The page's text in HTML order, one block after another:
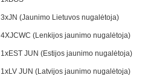
3xJN (Jaunimo Lietuvos nugalėtoja)
4XJCWC (Lenkijos jaunimo nugalėtoja)
1xEST JUN (Estijos jaunimo nugalėtoja)
1xLV JUN (Latvijos jaunimo nugalėtoja)